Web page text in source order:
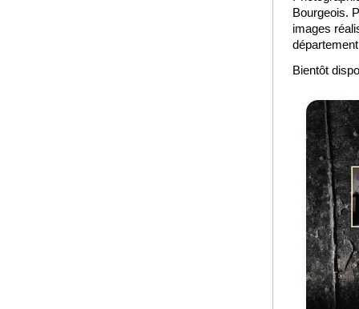
Bourgeois.
images
Bientôt